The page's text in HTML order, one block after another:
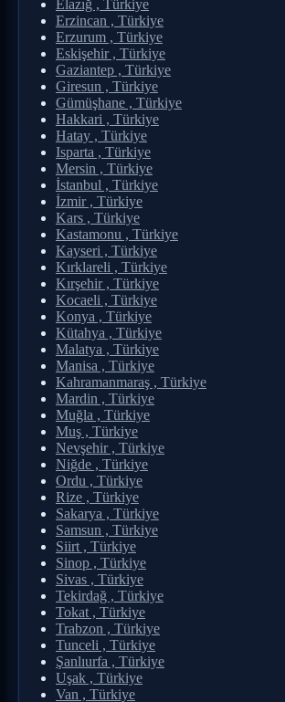
Elazığ , Türkiye
Erzincan , Türkiye
Erzurum , Türkiye
Eskişehir , Türkiye
Gaziantep , Türkiye
Giresun , Türkiye
Gümüşhane , Türkiye
Hakkari , Türkiye
Hatay , Türkiye
Isparta , Türkiye
Mersin , Türkiye
İstanbul , Türkiye
İzmir , Türkiye
Kars , Türkiye
Kastamonu , Türkiye
Kayseri , Türkiye
Kırklareli , Türkiye
Kırşehir , Türkiye
Kocaeli , Türkiye
Konya , Türkiye
Kütahya , Türkiye
Malatya , Türkiye
Manisa , Türkiye
Kahramanmaraş , Türkiye
Mardin , Türkiye
Muğla , Türkiye
Muş , Türkiye
Nevşehir , Türkiye
Niğde , Türkiye
Ordu , Türkiye
Rize , Türkiye
Sakarya , Türkiye
Samsun , Türkiye
Siirt , Türkiye
Sinop , Türkiye
Sivas , Türkiye
Tekirdağ , Türkiye
Tokat , Türkiye
Trabzon , Türkiye
Tunceli , Türkiye
Şanlıurfa , Türkiye
Uşak , Türkiye
Van , Türkiye